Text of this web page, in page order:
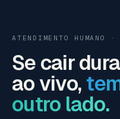
ATENDIMENTO HUMANO ·
Se cair
ao vivo,
outro lado.